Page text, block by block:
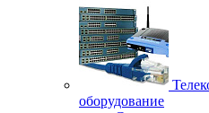
оборудование